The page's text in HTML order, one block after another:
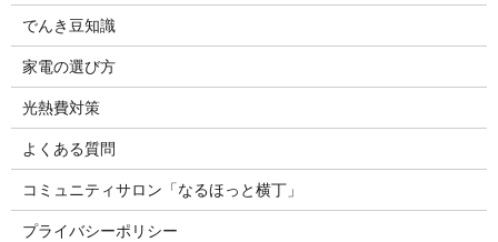
でんき豆知識
家電の選び方
光熱費対策
よくある質問
コミュニティサロン「なるほっと横丁」
プライバシーポリシー